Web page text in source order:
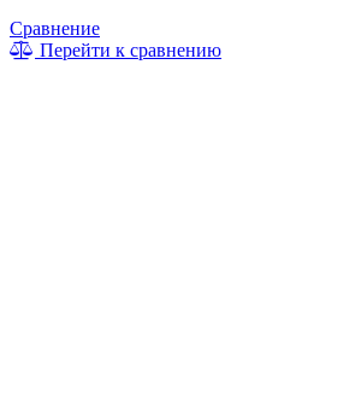
Сравнение
Перейти к сравнению